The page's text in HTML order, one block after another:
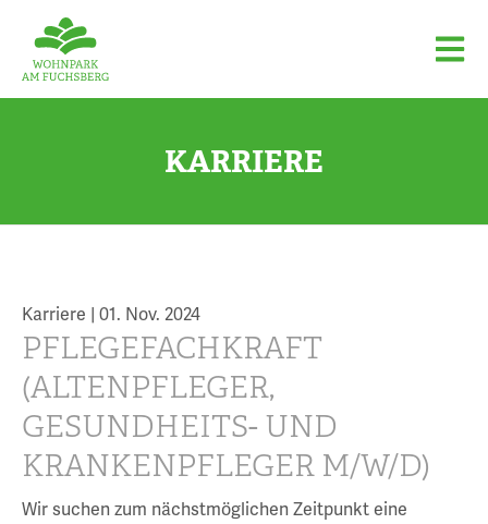
KARRIERE
Karriere | 01. Nov. 2024
PFLEGEFACHKRAFT
(ALTENPFLEGER,
GESUNDHEITS- UND
KRANKENPFLEGER M/W/D)
Wir suchen zum nächstmöglichen Zeitpunkt eine